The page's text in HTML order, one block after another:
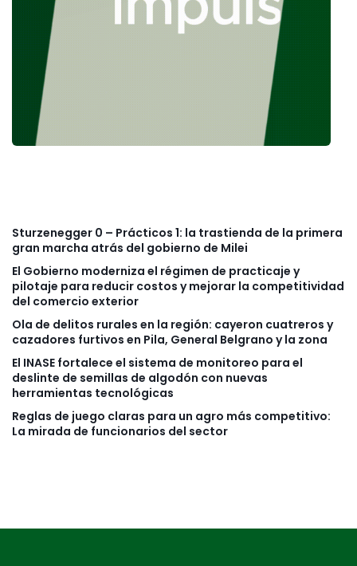
Sturzenegger 0 – Prácticos 1: la trastienda de la primera
gran marcha atrás del gobierno de Milei
El Gobierno moderniza el régimen de practicaje y
pilotaje para reducir costos y mejorar la competitividad
del comercio exterior
Ola de delitos rurales en la región: cayeron cuatreros y
cazadores furtivos en Pila, General Belgrano y la zona
El INASE fortalece el sistema de monitoreo para el
deslinte de semillas de algodón con nuevas
herramientas tecnológicas
Reglas de juego claras para un agro más competitivo:
La mirada de funcionarios del sector